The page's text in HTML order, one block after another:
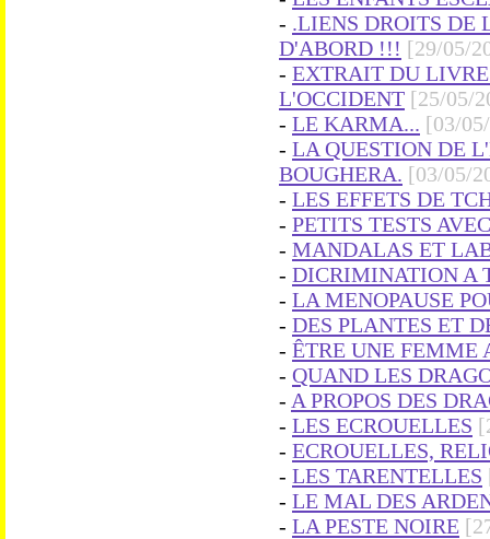
- .LIENS DROITS DE
D'ABORD !!! [29/05/
- EXTRAIT DU
L'OCCIDENT [25/05/
- LE KARMA... [03/
- LA QUESTION DE
BOUGHERA. [03/05/
- LES EFFETS DE
- PETITS TESTS
- MANDALAS ET
- DICRIMINATION A
- LA MENOPAUSE
- DES PLANTES ET
- ÊTRE UNE FEMME
- QUAND LES
- A PROPOS DES
- LES ECROUELLES
- ECROUELLES,
- LES TARENTELLES
- LE MAL DES
- LA PESTE NOIRE